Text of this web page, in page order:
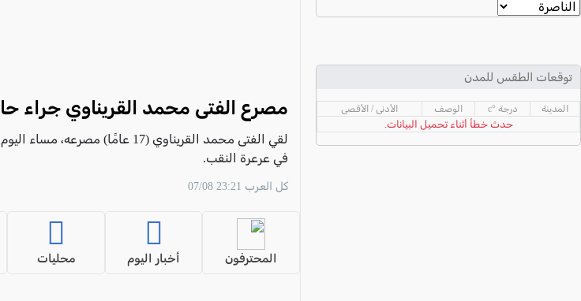
المغار والقضاء
توقعات الطقس للمدن
المدينة درجة °c الوصف الأدنى / الأقصى
حدث خطأ أثناء تحميل البيانات.
مصرع الفتى محمد القريناوي جراء
لقي الفتى محمد القريناوي (17 عامًا)
في عرعرة النقب.
كل العرب 23:21 07/08
المحترفون أخبار اليوم محليات